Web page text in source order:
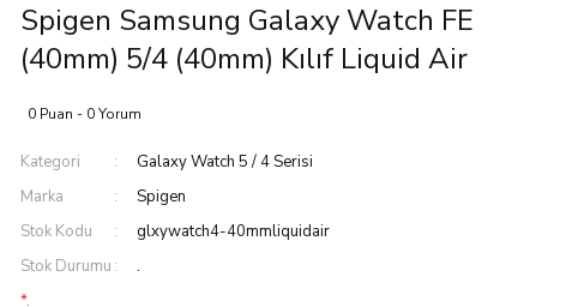
Spigen Samsung Galaxy Watch FE
(40mm) 5/4 (40mm) Kılıf Liquid Air
0 Puan - 0 Yorum
Kategori
Galaxy Watch 5 / 4 Serisi
Marka
Spigen
Stok Kodu
glxywatch4-40mmliquidair
Stok Durumu
.
*.